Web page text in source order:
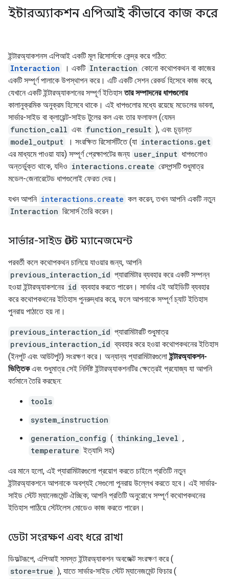
ইন্টারঅ্যাকশন এপিআই কীভাবে কাজ করে
ইন্টারঅ্যাকশনস এপিআই একটি মূল রিসোর্সকে কেন্দ্র করে গঠিত:
Interaction
। একটি Interaction কোনো কথোপকথন বা কাজের
একটি সম্পূর্ণ পালাকে উপস্থাপন করে। এটি একটি সেশন রেকর্ড হিসেবে কাজ করে,
যেখানে একটি ইন্টারঅ্যাকশনের সম্পূর্ণ ইতিহাসতার সম্পাদনের ধাপগুলোর
কালানুক্রমিক অনুক্রম হিসেবে থাকে। এই ধাপগুলোর মধ্যে রয়েছে মডেলের ভাবনা,
সার্ভার-সাইড বা ক্লায়েন্ট-সাইড টুলের কল এবং তার ফলাফল (যেমন
function_call এবং function_result ), এবং চূড়ান্ত
model_output
। সংরক্ষিত রিসোর্সটিতে (যা interactions.get
এর মাধ্যমে পাওয়া যায়) সম্পূর্ণ প্রেক্ষাপটের জন্য user_input ধাপগুলোও
অন্তর্ভুক্ত থাকে, যদিও interactions.create রেসপন্সটি শুধুমাত্র
মডেল-জেনারেটেড ধাপগুলোই ফেরত দেয়।
যখন আপনি interactions.create কল করেন, তখন আপনি একটি নতুন
Interaction রিসোর্স তৈরি করেন।
সার্ভার-সাইড স্টেট ম্যানেজমেন্ট
পরবর্তী কলে কথোপকথন চালিয়ে যাওয়ার জন্য, আপনি
previous_interaction_id প্যারামিটার ব্যবহার করে একটি সম্পন্ন
হওয়া ইন্টারঅ্যাকশনের id ব্যবহার করতে পারেন। সার্ভার এই আইডিটি ব্যবহার
করে কথোপকথনের ইতিহাস পুনরুদ্ধার করে, ফলে আপনাকে সম্পূর্ণ চ্যাট ইতিহাস
পুনরায় পাঠাতে হয় না।
previous_interaction_id প্যারামিটারটি শুধুমাত্র
previous_interaction_id ব্যবহার করে হওয়া কথোপকথনের ইতিহাস
(ইনপুট এবং আউটপুট) সংরক্ষণ করে। অন্যান্য প্যারামিটারগুলোইন্টারঅ্যাকশন-
ভিত্তিকএবং শুধুমাত্র সেই নির্দিষ্ট ইন্টারঅ্যাকশনটির ক্ষেত্রেই প্রযোজ্য যা আপনি
বর্তমানে তৈরি করছেন:
tools
system_instruction
generation_config ( thinking_level ,
temperature ইত্যাদি সহ)
এর মানে হলো, এই প্যারামিটারগুলো প্রয়োগ করতে চাইলে প্রতিটি নতুন
ইন্টারঅ্যাকশনে আপনাকে অবশ্যই সেগুলো পুনরায় উল্লেখ করতে হবে। এই সার্ভার-
সাইড স্টেট ম্যানেজমেন্ট ঐচ্ছিক; আপনি প্রতিটি অনুরোধে সম্পূর্ণ কথোপকথনের
ইতিহাস পাঠিয়ে স্টেটলেস মোডেও কাজ করতে পারেন।
ডেটা সংরক্ষণ এবং ধরে রাখা
ডিফল্টরূপে, এপিআই সমস্ত ইন্টারঅ্যাকশন অবজেক্ট সংরক্ষণ করে (
store=true ), যাতে সার্ভার-সাইড স্টেট ম্যানেজমেন্ট ফিচার (